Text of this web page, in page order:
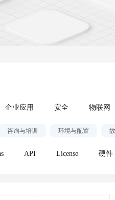
企业应用 安全 物联网
咨询与培训 环境与配置
API License 硬件